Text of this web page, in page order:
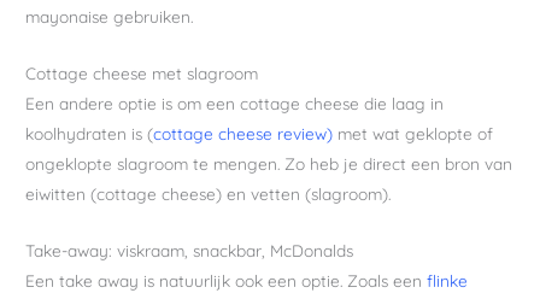
mayonaise gebruiken.
Cottage cheese met slagroom
Een andere optie is om een cottage cheese die laag in
koolhydraten is (cottage cheese review) met wat geklopte of
ongeklopte slagroom te mengen. Zo heb je direct een bron van
eiwitten (cottage cheese) en vetten (slagroom).
Take-away: viskraam, snackbar, McDonalds
Een take away is natuurlijk ook een optie. Zoals eenflinke